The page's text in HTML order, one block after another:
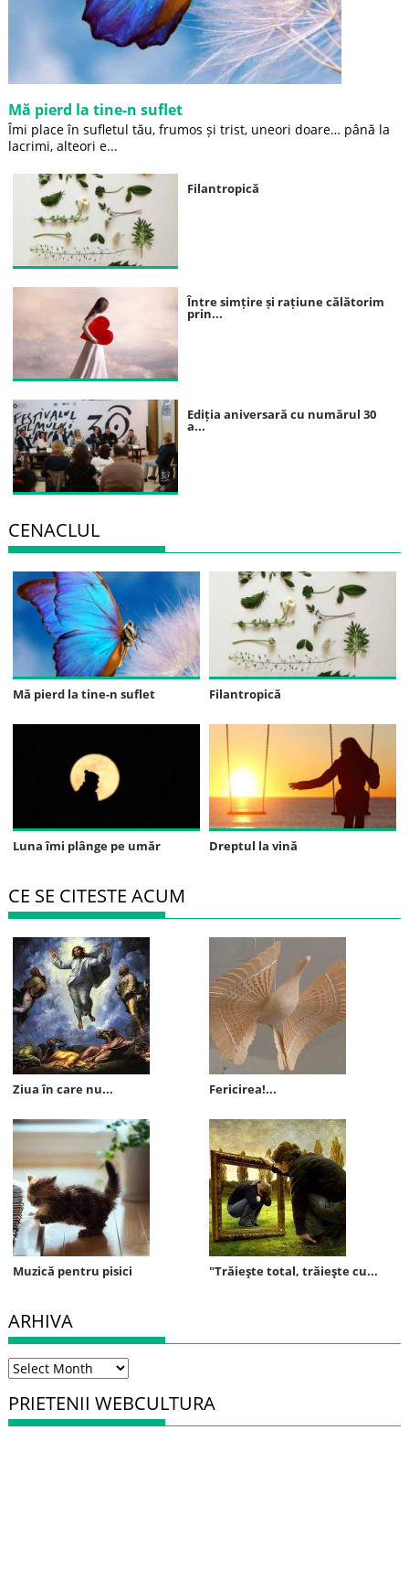
Mă pierd la tine-n suflet
Îmi place în sufletul tău, frumos și trist, uneori doare… până la
lacrimi, alteori e...
Filantropică
Între simțire și rațiune călătorim
prin...
Ediția aniversară cu numărul 30
a...
CENACLUL
Mă pierd la tine-n suflet Filantropică
Luna îmi plânge pe umăr Dreptul la vină
CE SE CITESTE ACUM
Ziua în care nu... Fericirea!...
Muzică pentru pisici "Trăieşte total, trăieşte cu...
ARHIVA
Arhiva
PRIETENII WEBCULTURA